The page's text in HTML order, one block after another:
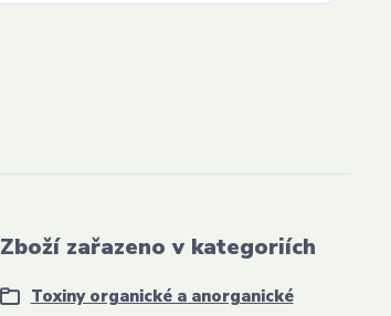
Zboží zařazeno v kategoriích
Toxiny organické a anorganické